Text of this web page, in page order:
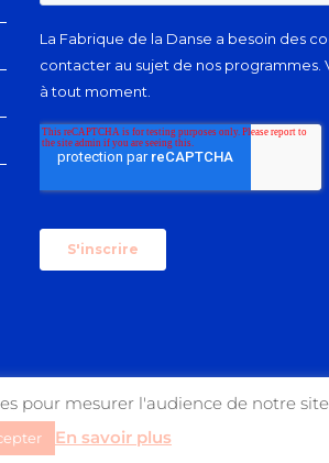
pour mesurer l'audience de notre
En savoir plus